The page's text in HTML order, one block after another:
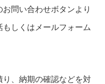
問い合わせボタンより
しくはメールフォーム
、納期の確認などを対